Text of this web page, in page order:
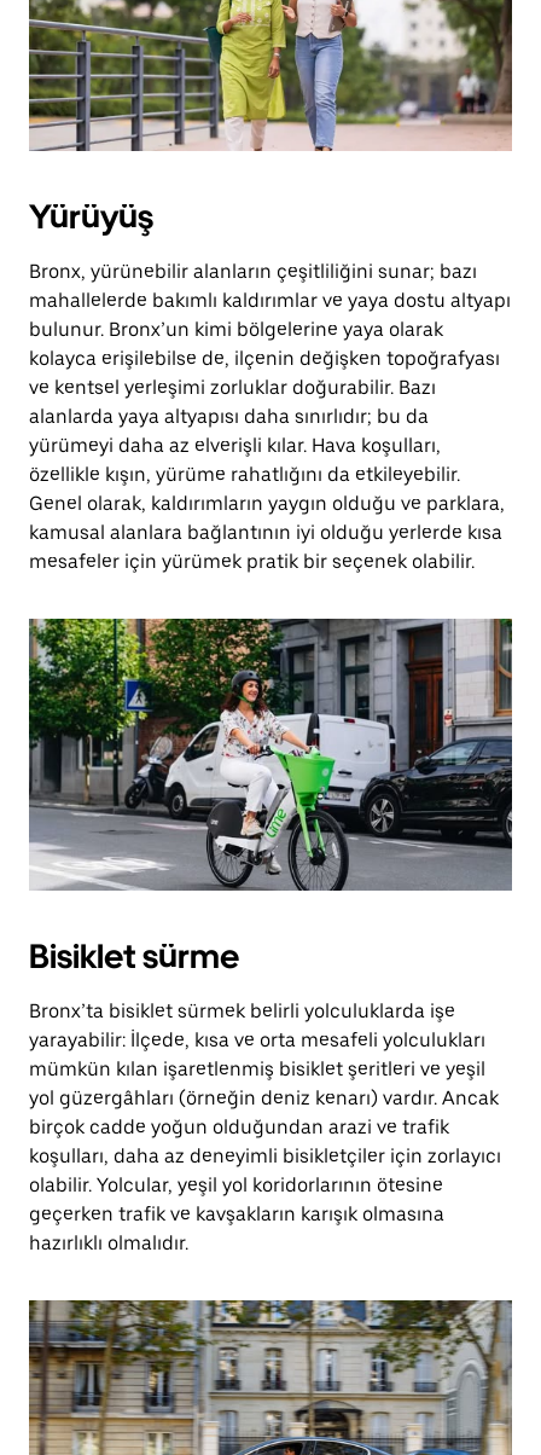
Yürüyüş
Bronx, yürünebilir alanların çeşitliliğini sunar; bazı
mahallelerde bakımlı kaldırımlar ve yaya dostu altyapı
bulunur. Bronx’un kimi bölgelerine yaya olarak
kolayca erişilebilse de, ilçenin değişken topoğrafyası
ve kentsel yerleşimi zorluklar doğurabilir. Bazı
alanlarda yaya altyapısı daha sınırlıdır; bu da
yürümeyi daha az elverişli kılar. Hava koşulları,
özellikle kışın, yürüme rahatlığını da etkileyebilir.
Genel olarak, kaldırımların yaygın olduğu ve parklara,
kamusal alanlara bağlantının iyi olduğu yerlerde kısa
mesafeler için yürümek pratik bir seçenek olabilir.
Bisiklet sürme
Bronx’ta bisiklet sürmek belirli yolculuklarda işe
yarayabilir: İlçede, kısa ve orta mesafeli yolculukları
mümkün kılan işaretlenmiş bisiklet şeritleri ve yeşil
yol güzergâhları (örneğin deniz kenarı) vardır. Ancak
birçok cadde yoğun olduğundan arazi ve trafik
koşulları, daha az deneyimli bisikletçiler için zorlayıcı
olabilir. Yolcular, yeşil yol koridorlarının ötesine
geçerken trafik ve kavşakların karışık olmasına
hazırlıklı olmalıdır.